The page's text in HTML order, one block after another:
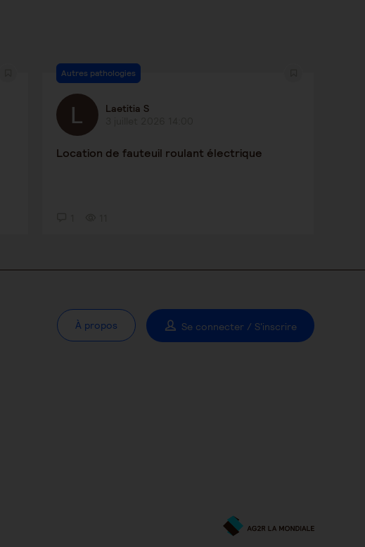
Autres pathologies
Laetitia S
Location de fauteuil roulant électrique
À propos Se connecter / S'inscrire